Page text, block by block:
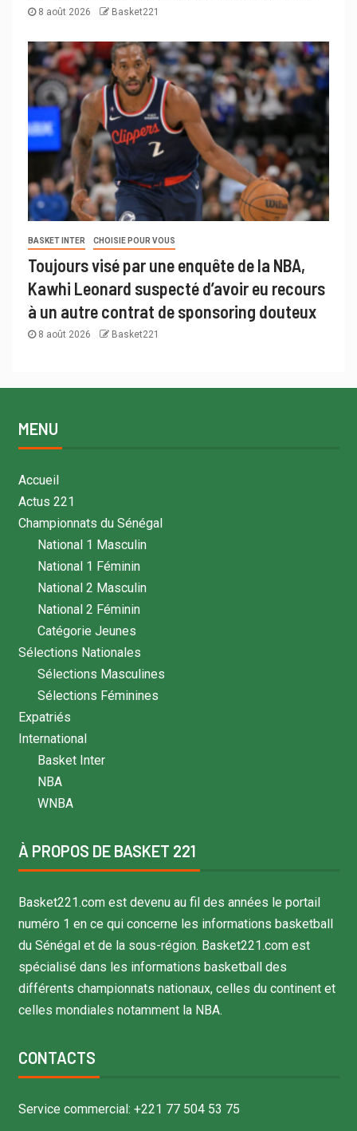
8 août 2026 Basket221
BASKET INTER CHOISIE POUR VOUS
Toujours visé par une enquête de la NBA,
Kawhi Leonard suspecté d’avoir eu recours
à un autre contrat de sponsoring douteux
8 août 2026 Basket221
MENU
Accueil
Actus 221
Championnats du Sénégal
National 1 Masculin
National 1 Féminin
National 2 Masculin
National 2 Féminin
Catégorie Jeunes
Sélections Nationales
Sélections Masculines
Sélections Féminines
Expatriés
International
Basket Inter
NBA
WNBA
À PROPOS DE BASKET 221
Basket221.com est devenu au fil des années le portail
numéro 1 en ce qui concerne les informations basketball
du Sénégal et de la sous-région. Basket221.com est
spécialisé dans les informations basketball des
différents championnats nationaux, celles du continent et
celles mondiales notamment la NBA.
CONTACTS
Service commercial: +221 77 504 53 75